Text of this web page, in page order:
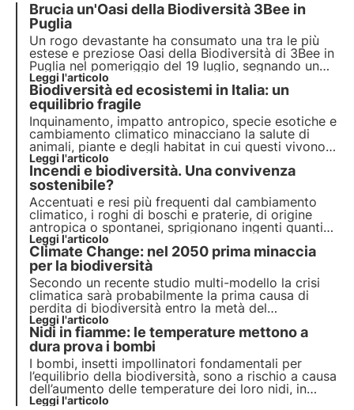
Brucia un'Oasi della Biodiversità 3Bee in
Puglia
Un rogo devastante ha consumato una tra le più
estese e preziose Oasi della Biodiversità di 3Bee in
Puglia nel pomeriggio del 19 luglio, segnando un
triste capitolo nella lotta per la conservazione del
nostro ambiente. I tecnici 3Bee stimano che
l'habitat richiederà almeno 10 anni per rigenerarsi.
Leggi l'articolo
Biodiversità ed ecosistemi in Italia: un
equilibrio fragile
Inquinamento, impatto antropico, specie esotiche e
cambiamento climatico minacciano la salute di
animali, piante e degli habitat in cui questi vivono.
Il programma delle Nazioni Unite entro il 2030
prevede protezione e ripristino. Ma servono azioni
puntuali.
Leggi l'articolo
Incendi e biodiversità. Una convivenza
sostenibile?
Accentuati e resi più frequenti dal cambiamento
climatico, i roghi di boschi e praterie, di origine
antropica o spontanei, sprigionano ingenti quantità
di CO2 e modificano l’ecosistema forestale con
impatti diversificati e spesso duraturi sulla
vegetazione, sul suolo, e sulla fauna selvatica.
Leggi l'articolo
Climate Change: nel 2050 prima minaccia
per la biodiversità
Secondo un recente studio multi-modello la crisi
climatica sarà probabilmente la prima causa di
perdita di biodiversità entro la metà del
ventunesimo secolo. Leggi di più sulle cause della
perdita di biodiversità.
Leggi l'articolo
Nidi in fiamme: le temperature mettono a
dura prova i bombi
I bombi, insetti impollinatori fondamentali per
l’equilibrio della biodiversità, sono a rischio a causa
dell’aumento delle temperature dei loro nidi, in
quanto si comportano come superorganismi. Un
Leggi l'articolo